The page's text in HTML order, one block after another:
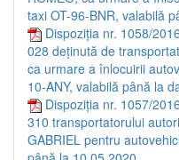
taxi OT-96-BNR, valabilă
Dispoziția nr. 1058/
028 deținută de
ca urmare a înlocuirii
10-ANY, valabilă până la
Dispoziția nr. 1057/
310 transportatorului
GABRIEL pentru